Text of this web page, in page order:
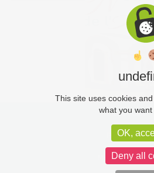
Liens utiles
Plan du site
Mentions
This site uses cookies
what you
OK,
Deny all